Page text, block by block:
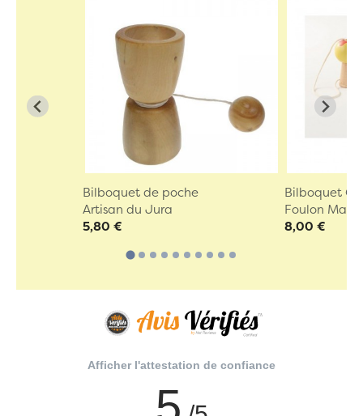
Bilboquet de poche
Artisan du Jura
5,80 €
Bilboquet
Foulon
8,00 €
Afficher l'attestation de confiance